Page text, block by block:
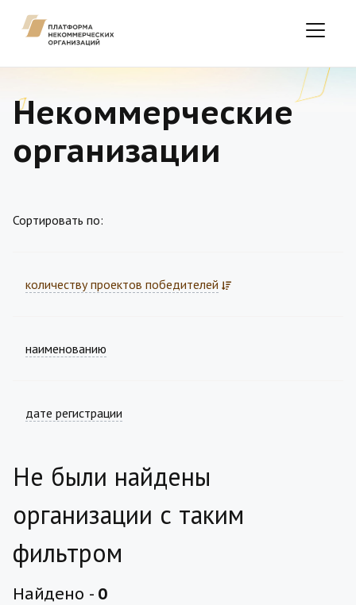
Некоммерческие
организации
Сортировать по:
количеству проектов победителей
наименованию
дате регистрации
Не были найдены
организации с таким
фильтром
Найдено - 0